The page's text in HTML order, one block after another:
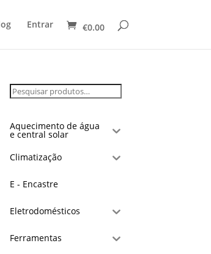
Entrar €0.00
Aquecimento de água
e central solar
Climatização
E - Encastre
Eletrodomésticos
Ferramentas